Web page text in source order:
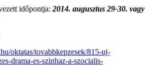
időpontja: 2014. augusztus 29-30. vagy
oktatas/tovabbkepzesek/815-uj-
drama-es-szinhaz-a-szocialis-